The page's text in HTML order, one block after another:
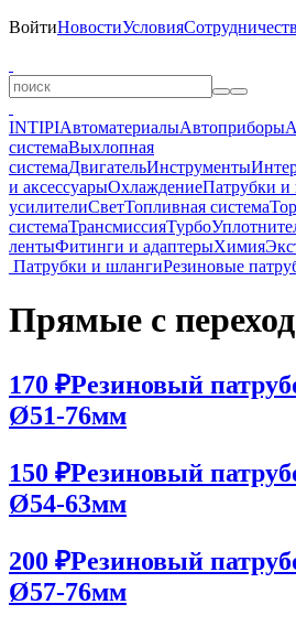
ВойтиНовостиУсловия
INTIPIАвтоматериалыАвтоприборы
системаВыхлопная
системаДвигательИнструменты
и аксессуарыОхлаждениеПатрубки и
усилителиСветТопливная система
системаТрансмиссияТурбо
лентыФитинги и адаптерыХимия
Патрубки и шлангиРезиновые
Прямые c
170 ₽Резиновый
Ø51-76мм
150 ₽Резиновый
Ø54-63мм
200 ₽Резиновый
Ø57-76мм